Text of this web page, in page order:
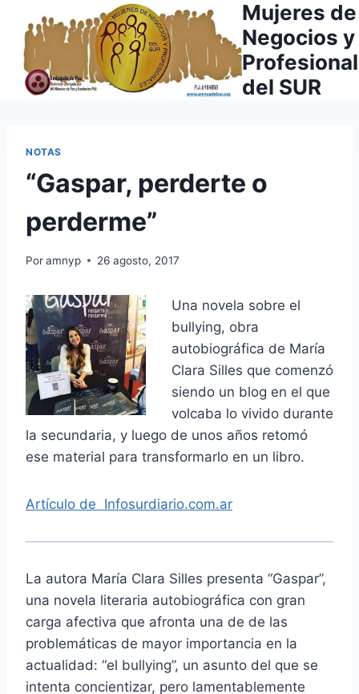
contenido
Mujeres de
Negocios y
del SUR
NOTAS
“Gaspar, perderte o
perderme”
Poramnyp 26 agosto, 2017
Una novela sobre el
bullying, obra
autobiográfica de María
Clara Silles que comenzó
siendo un blog en el que
volcaba lo vivido durante
la secundaria, y luego de unos años retomó
ese material para transformarlo en un libro.
Artículo de Infosurdiario.com.ar
La autora María Clara Silles presenta “Gaspar”,
una novela literaria autobiográfica con gran
carga afectiva que afronta una de de las
problemáticas de mayor importancia en la
actualidad: “el bullying”, un asunto del que se
intenta concientizar, pero lamentablemente